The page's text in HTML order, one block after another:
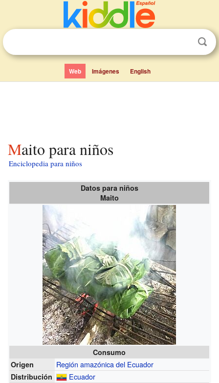
Web Imágenes English
Maito para niños
Enciclopedia para niños
Datos para niños
Maito
Consumo
Origen
Región amazónica del Ecuador
Distribución Ecuador